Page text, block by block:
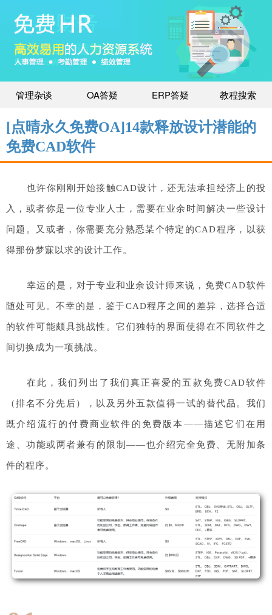
管理杂谈 OA答疑 ERP答疑 教程搜索
[点晴永久免费OA]14款释放设计潜能的
免费CAD软件
也许你刚刚开始接触CAD设计，还无法承担经济上的投
入，或者你是一位专业人士，需要在业余时间解决一些设计
问题。又或者，你需要充分熟悉某个特定的CAD程序，以获
得那份梦寐以求的设计工作。
幸运的是，对于专业和业余设计师来说，免费CAD软件
随处可见。不幸的是，鉴于CAD程序之间的差异，选择合适
的软件可能颇具挑战性。它们独特的界面使得在不同软件之
间切换成为一项挑战。
在此，我们列出了我们真正喜爱的五款免费CAD软件
（排名不分先后），以及另外五款值得一试的替代品。我们
既介绍流行的付费商业软件的免费版本——描述它们在用
途、功能或两者兼有的限制——也介绍完全免费、无附加条
件的程序。